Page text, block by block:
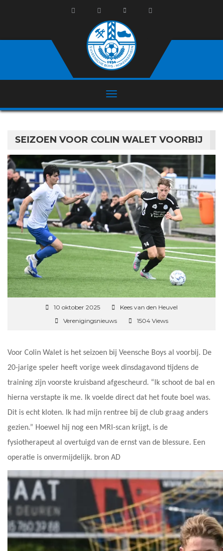
SEIZOEN VOOR COLIN WALET VOORBIJ
10 oktober 2025
Kees van den Heuvel
Verenigingsnieuws
1504 Views
Voor Colin Walet is het seizoen bij Veensche Boys al voorbij. De
20-jarige speler heeft vorige week dinsdagavond tijdens de
training zijn voorste kruisband afgescheurd. “Ik schoot de bal en
hierna verstapte ik me. Ik voelde direct dat het foute boel was.
Dit is echt kloten. Ik had mijn rentree bij de club graag anders
gezien.” Hoewel hij nog een MRI-scan krijgt, is de
fysiotherapeut al overtuigd van de ernst van de blessure. Een
operatie is onvermijdelijk. bron AD